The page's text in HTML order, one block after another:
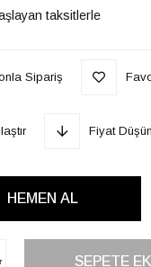
taksitlerle
Sipariş
Fiyat